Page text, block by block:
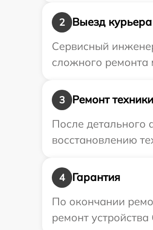
2
Выезд
Сервисный
сложного ремонта
3
Ремонт техники
После детального
восстановлению
4
Гарантия
По окончании
ремонт